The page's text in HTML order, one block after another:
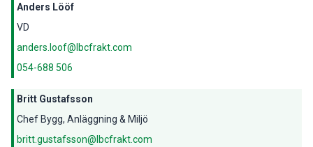
Anders Lööf
VD
anders.loof@lbcfrakt.com
054-688 506
Britt Gustafsson
Chef Bygg, Anläggning & Miljö
britt.gustafsson@lbcfrakt.com